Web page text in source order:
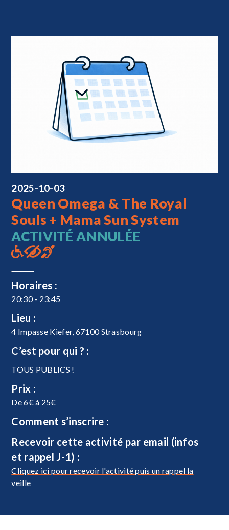
2025-10-03
Queen Omega & The Royal
Souls + Mama Sun System
ACTIVITÉ ANNULÉE
Horaires :
20:30 - 23:45
Lieu :
4 Impasse Kiefer, 67100 Strasbourg
C’est pour qui ? :
TOUS PUBLICS !
Prix :
De 6€ à 25€
Comment s’inscrire :
Recevoir cette activité par email (infos
et rappel J-1) :
Cliquez ici pour recevoir l'activité puis un rappel la
veille